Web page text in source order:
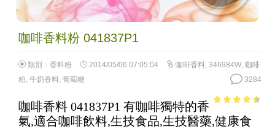
咖啡香料粉 041837P1
類別： 香料粉 2014/05/06 07:05:04 咖啡香料, 346984W, 咖啡
粉, 牛奶香料, 葡萄糖 3284
of 5
咖啡香料 041837P1 有咖啡獨特的香
氣,適合咖啡飲料,生技食品,生技醫藥,健康食